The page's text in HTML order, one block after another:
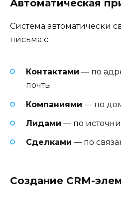
Автоматическая
Система автоматически
письма с:
Контактами — по
почты
Компаниями — по
Лидами — по
Сделками — по
Создание CRM-